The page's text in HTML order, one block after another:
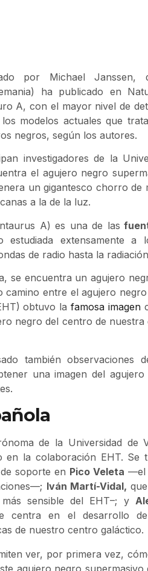
por Michael Janssen,
ha publicado en
A, con el mayor nivel de
modelos actuales que
negros, según los autores.
investigadores de la
el agujero negro
un gigantesco chorro de
a la de la luz.
A) es una de las
extensamente
de radio hasta la
se encuentra un agujero
camino entre el agujero
obtuvo la famosa imagen
negro del centro de
también observaciones
una imagen del
de la Universidad de
en la colaboración EHT. Se
soporte en Pico Veleta —el
Iván Martí-Vidal,
sensible del EHT–; y
centra en el desarrollo
de nuestro centro galáctico.
ver, por primera vez,
agujero negro